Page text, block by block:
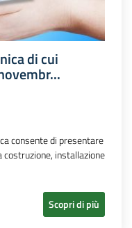
di cui
consente di presentare
installazione
Scopri di più